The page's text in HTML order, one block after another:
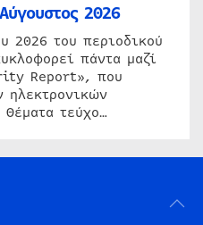
2026
2026 του περιοδικού
πάντα μαζί
Report», που
ηλεκτρονικών
τεύχο…